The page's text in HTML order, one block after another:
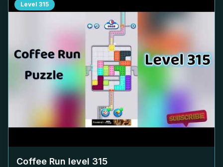
Level 315
Coffee Run level 315